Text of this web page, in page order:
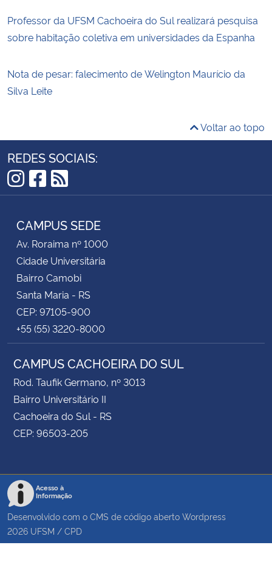
Professor da UFSM Cachoeira do Sul realizará pesquisa
sobre habitação coletiva em universidades da Espanha
Nota de pesar: falecimento de Welington Maurício da
Silva Leite
Voltar ao topo
REDES SOCIAIS:
Instagram
Facebook
RSS
CAMPUS SEDE
Av. Roraima nº 1000
Cidade Universitária
Bairro Camobi
Santa Maria - RS
CEP: 97105-900
+55 (55) 3220-8000
CAMPUS CACHOEIRA DO SUL
Rod. Taufik Germano, nº 3013
Bairro Universitário II
Cachoeira do Sul - RS
CEP: 96503-205
Acesso à
Informação
Desenvolvido com o CMS de código aberto Wordpress
2026 UFSM / CPD